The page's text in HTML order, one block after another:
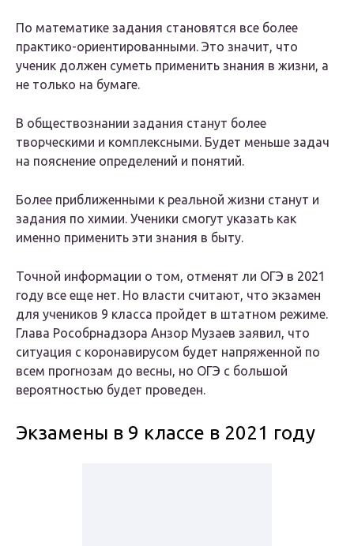
По математике задания становятся все более
практико-ориентированными. Это значит, что
ученик должен суметь применить знания в жизни, а
не только на бумаге.
В обществознании задания станут более
творческими и комплексными. Будет меньше задач
на пояснение определений и понятий.
Более приближенными к реальной жизни станут и
задания по химии. Ученики смогут указать как
именно применить эти знания в быту.
Точной информации о том, отменят ли ОГЭ в 2021
году все еще нет. Но власти считают, что экзамен
для учеников 9 класса пройдет в штатном режиме.
Глава Рособрнадзора Анзор Музаев заявил, что
ситуация с коронавирусом будет напряженной по
всем прогнозам до весны, но ОГЭ с большой
вероятностью будет проведен.
Экзамены в 9 классе в 2021 году